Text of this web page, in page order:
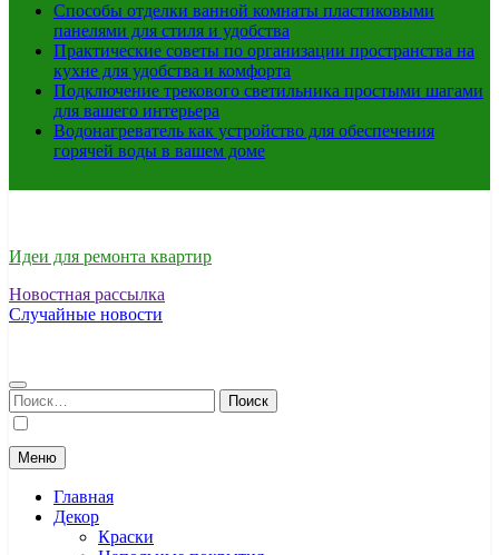
Способы отделки ванной комнаты пластиковыми
панелями для стиля и удобства
Практические советы по организации пространства на
кухне для удобства и комфорта
Подключение трекового светильника простыми шагами
для вашего интерьера
Водонагреватель как устройство для обеспечения
горячей воды в вашем доме
Идеи для ремонта квартир
Новостная рассылка
Случайные новости
Найти:
Меню
Главная
Декор
Краски